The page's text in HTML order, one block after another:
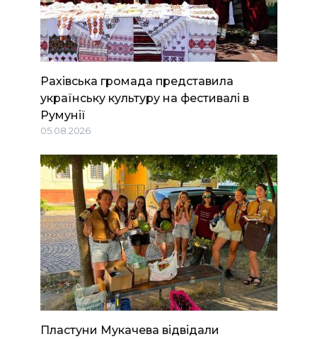
Рахівська громада представила
українську культуру на фестивалі в
Румунії
05.08.2026
Пластуни Мукачева відвідали